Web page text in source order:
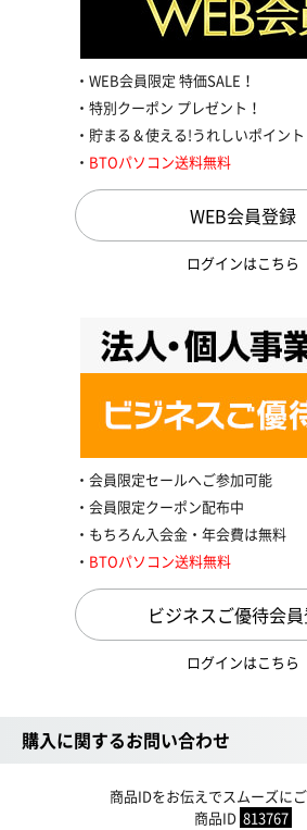
WEB会員限定 特価SALE！
特別クーポン プレゼント！
貯まる＆使える!うれしいポイント
BTOパソコン送料無料
WEB会員登録
ログインはこちら
会員限定セールへご参加可能
会員限定クーポン配布中
もちろん入会金・年会費は無料
BTOパソコン送料無料
ビジネスご優待会
ログインはこちら
購入に関するお問い合わせ
商品IDをお伝えでスムーズに
商品ID 813767